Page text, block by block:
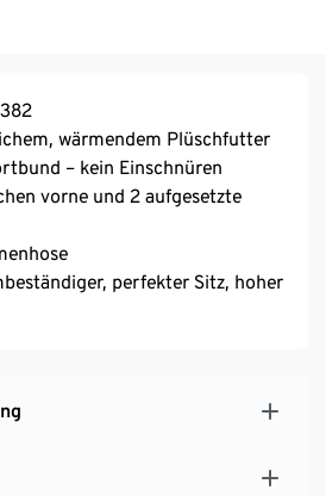
wärmendem Plüschfutter
– kein Einschnüren
vorne und 2 aufgesetzte
perfekter Sitz, hoher